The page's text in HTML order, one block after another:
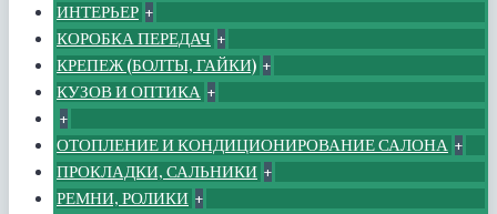
ИНТЕРЬЕР +
КОРОБКА ПЕРЕДАЧ +
КРЕПЕЖ (БОЛТЫ, ГАЙКИ) +
КУЗОВ И ОПТИКА +
+
ОТОПЛЕНИЕ И КОНДИЦИОНИРОВАНИЕ САЛОНА +
ПРОКЛАДКИ, САЛЬНИКИ +
РЕМНИ, РОЛИКИ +